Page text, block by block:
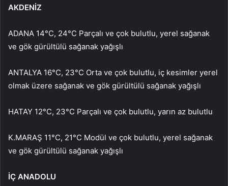
AKDENİZ
ADANA 14°C, 24°C Parçalı ve çok bulutlu, yerel sağanak
ve gök gürültülü sağanak yağışlı
ANTALYA 16°C, 23°C Orta ve çok bulutlu, iç kesimler yerel
olmak üzere sağanak ve gök gürültülü sağanak yağışlı
HATAY 12°C, 23°C Parçalı ve çok bulutlu, yarın az bulutlu
K.MARAŞ 11°C, 21°C Modül ve çok bulutlu, yerel sağanak
ve gök gürültülü sağanak yağışlı
İÇ ANADOLU